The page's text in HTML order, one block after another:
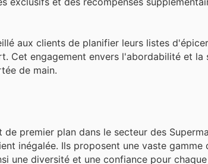
aux clients de planifier leurs listes
Cet engagement envers l'abordabilité et
de main.
premier plan dans le secteur des
inégalée. Ils proposent une vaste gamme
une diversité et une confiance pour